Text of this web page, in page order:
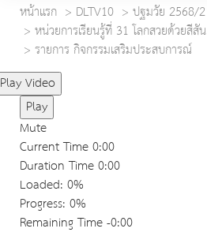
หน้าแรก DLTV10
ปฐมวัย 2568/2
หน่วยการเรียนรู้ที่ 31 โลกสวยด้วยสีสัน
รายการ กิจกรรมเสริมประสบการณ์
Play Video
Play
Mute
Current Time0:00
Duration Time0:00
Loaded: 0%
Progress: 0%
Remaining Time-0:00